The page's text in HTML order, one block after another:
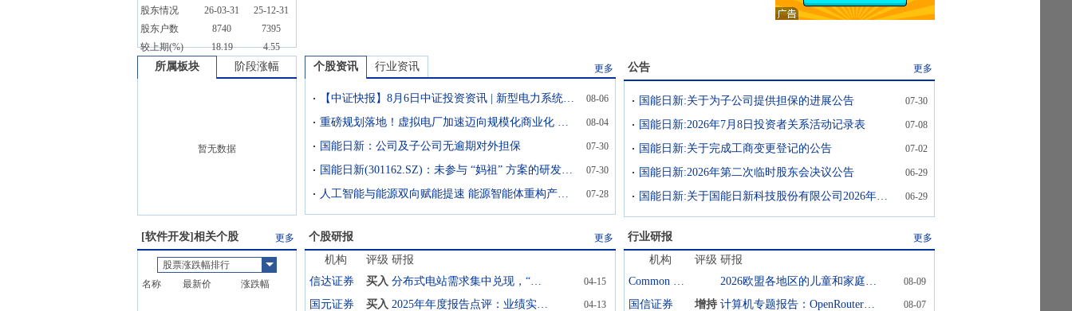
股东情况
26-03-31
25-12-31
股东户数
8740
7395
较上期(%)
18.19 4.55
所属板块 阶段涨幅
暂无数据
个股资讯 行业资讯 更多
【中证快报】8月6日中证投资资讯 | 新型电力系统核心载体虚拟电厂应用加速推进 08-06
重磅规划落地！虚拟电厂加速迈向规模化商业化 多股业绩倍增可期(名单) 08-04
国能日新：公司及子公司无逾期对外担保 07-30
国能日新(301162.SZ)：未参与 “妈祖” 方案的研发工作 07-30
人工智能与能源双向赋能提速 能源智能体重构产业新生态 07-28
公告 更多
国能日新:关于为子公司提供担保的进展公告 07-30
国能日新:2026年7月8日投资者关系活动记录表 07-08
国能日新:关于完成工商变更登记的公告 07-02
国能日新:2026年第二次临时股东会决议公告 06-29
国能日新:关于国能日新科技股份有限公司2026年第二次临时股东会法律意见书 06-29
[软件开发]相关个股 更多
股票涨跌幅排行
名称
最新价 涨跌幅
个股研报 更多
机构 评级 研报
信达证券
买入 分布式电站需求集中兑现，“源网荷储”多方位协同发展 04-15
国元证券 买入 2025年年度报告点评：业绩实现快速增长，加大研发布局未来 04-13
行业研报 更多
机构 评级 研报
Common Sense Media
2026欧盟各地区的儿童和家庭如何看待人工智能 08-09
国信证券 增持 计算机专题报告：OpenRouter视角下的大模型与AI应用趋势-中国模型加速崛起，应用端入口价值凸显 08-07